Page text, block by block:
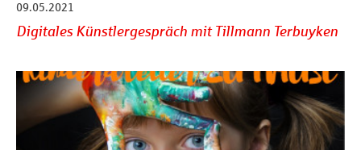
09.05.2021
Digitales Künstlergespräch mit Tillmann Terbuyken